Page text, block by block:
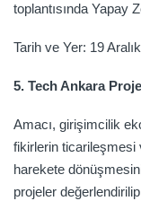
toplantısında Yapay
Tarih ve Yer: 19
5. Tech Ankara
Amacı, girişimcilik
fikirlerin ticarileşmesi
harekete
projeler